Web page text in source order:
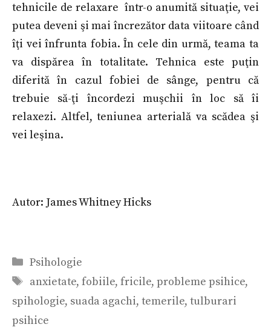
tehnicile de relaxare într-o anumită situaţie, vei
putea deveni şi mai încrezător data viitoare când
îţi vei înfrunta fobia. În cele din urmă, teama ta
va dispărea în totalitate. Tehnica este puţin
diferită în cazul fobiei de sânge, pentru că
trebuie să-ţi încordezi muşchii în loc să îi
relaxezi. Altfel, teniunea arterială va scădea şi
vei leşina.
Autor: James Whitney Hicks
Categorii
Psihologie
Etichete
anxietate, fobiile, fricile, probleme psihice,
spihologie, suada agachi, temerile, tulburari
psihice